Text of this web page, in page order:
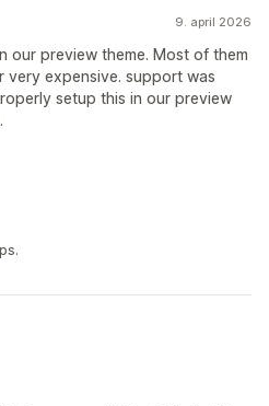
9. april 2026
our preview theme. Most of them
expensive. support was
setup this in our preview